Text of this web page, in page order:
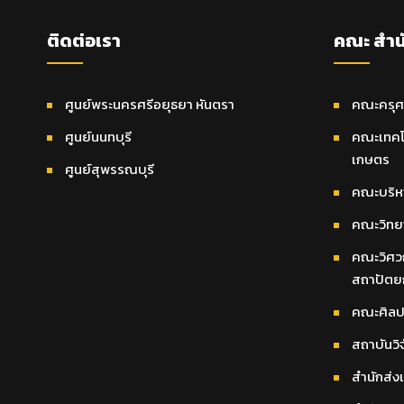
ติดต่อเรา
ศูนย์พระนครศรีอยุธยา หันตรา
ศูนย์นนทบุรี
ศูนย์สุพรรณบุรี
คณะ สำ
คณะครุศ
คณะเทค
เกษตร
คณะบริห
คณะวิทย
คณะวิศว
สถาปัต
คณะศิล
สถาบันวิ
สำนักส่ง